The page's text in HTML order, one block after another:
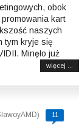
obok
kart
naszych
tym kryje się
Minęło już
więcej ...
11